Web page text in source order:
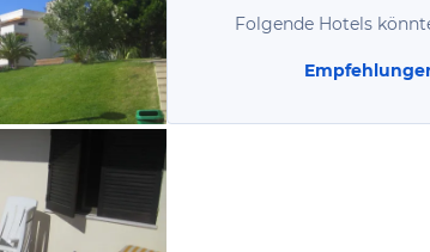
2010
Folgende Hotels